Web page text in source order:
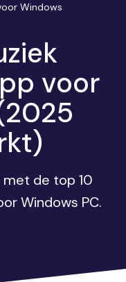
Windows
voor
met de top 10
Windows PC.